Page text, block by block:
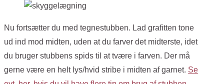
Nu fortsætter du med tegnestubben. Lad grafitten tone
ud ind mod midten, uden at du farver det midterste, idet
du bruger stubbens spids til at tvære i farven. Der må
gerne være en helt lys/hvid stribe i midten af garnet. Se